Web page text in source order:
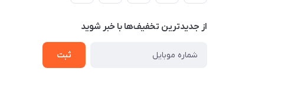
از جدید‌ترین تخفیف‌ها با‌ خبر شوید
ثبت